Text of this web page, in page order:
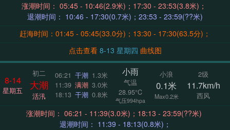
涨潮时间： 05:45 - 10:46(2.9米)；17:30 - 23:53(3.8米)；
退潮时间： 10:46 - 17:30(0.7米)；23:53 - 23:59(??米)
赶海时间：01:45 - 05:45(33.0分)；13:30 - 17:30(63.5分)；
点击查看
8-13 星期四 曲线图
8-14
星期五
初二
大潮
活汛
06:21 干潮 1.3米
11:39 满潮 3.0米
18:13 干潮 0.8米
小雨
气温
28.95°C
气压994hpa
小浪
0.1米
Max0.2米
2级
11.7km/h
西风
涨潮时间： 06:21 - 11:39(3.0米)；18:13 - 23:59(??米)
退潮时间： 11:39 - 18:13(0.8米)；